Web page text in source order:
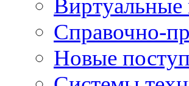
Справочно-
Новые